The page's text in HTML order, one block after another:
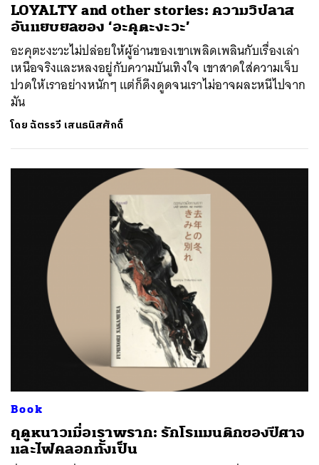
LOYALTY and other stories: ความวิปลาส
อันแยบยลของ ‘อะคุตะงะวะ’
อะคุตะงะวะไม่ปล่อยให้ผู้อ่านของเขาเพลิดเพลินกับเรื่องเล่า
เหนือจริงและหลงอยู่กับความบันเทิงใจ เขาสาดใส่ความเจ็บ
ปวดให้เราอย่างหนักๆ แต่ก็ดึงดูดจนเราไม่อาจผละหนีไปจาก
มัน
โดยฉัตรรวี เสนธนิสศักดิ์
Book
ฤดูหนาวเมื่อเราพราก: รักโรแมนติกของปีศาจ
และไฟคลอกทั้งเป็น